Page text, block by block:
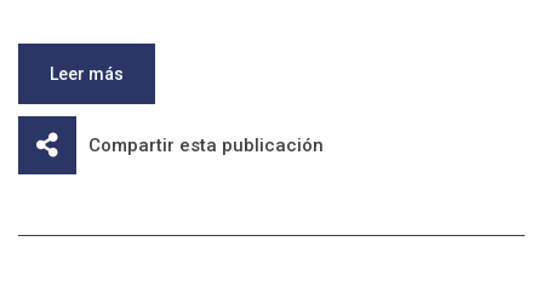
Leer más
Compartir esta publicación